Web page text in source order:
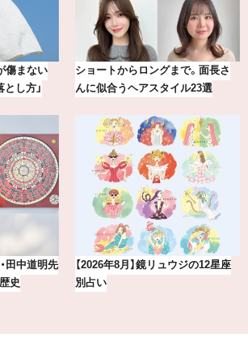
が選んだ
【BAILA×OMO】ウオズミアミ描き
下ろし！金沢の旅リスト
嫉妬と上
気分が上がる「フルラ」のアイウェ
アを「眼鏡市場」で探して。